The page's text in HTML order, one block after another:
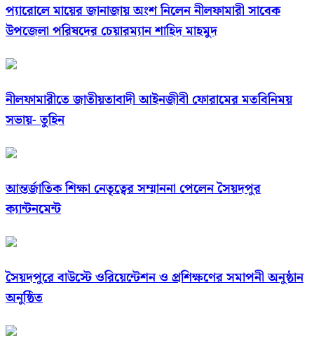
প্যারোলে মায়ের জানাজায় অংশ নিলেন নীলফামারী সাবেক
উপজেলা পরিষদের চেয়ারম্যান শাহিদ মাহমুদ
নীলফামারীতে জাতীয়তাবাদী আইনজীবী ফোরামের মতবিনিময়
সভায়- তুহিন
আন্তর্জাতিক শিক্ষা নেতৃত্বের সম্মাননা পেলেন সৈয়দপুর
ক্যান্টনমেন্ট
সৈয়দপুরে বাউস্টে ওরিয়েন্টেশন ও প্রশিক্ষণের সমাপনী অনুষ্ঠান
অনুষ্ঠিত